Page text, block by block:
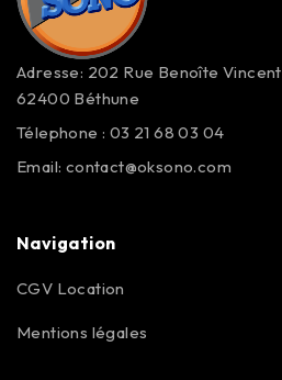
Adresse: 202 Rue Benoîte Vincent
62400 Béthune
Télephone : 03 21 68 03 04
Email: contact@oksono.com
Navigation
CGV Location
Mentions légales